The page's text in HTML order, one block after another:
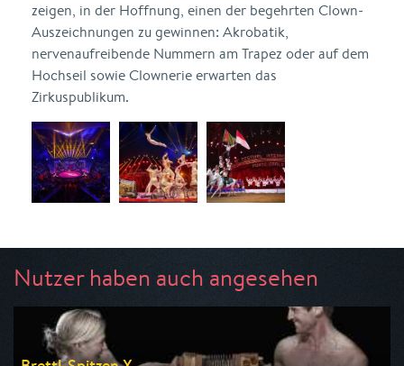
zeigen, in der Hoffnung, einen der begehrten Clown-
Auszeichnungen zu gewinnen: Akrobatik,
nervenaufreibende Nummern am Trapez oder auf dem
Hochseil sowie Clownerie erwarten das
Zirkuspublikum.
Nutzer haben auch angesehen